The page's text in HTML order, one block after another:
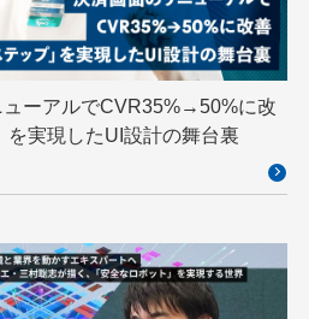
ューマノイドロボット
グラミング教育
フロントエンド ペアリング暗号
京都大学 人型ロボット
学会 国際ロボット展
ューアルでCVR35%→50%に改
実現したUI設計の舞台裏